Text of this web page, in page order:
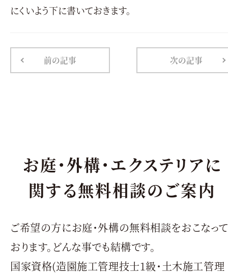
にくいよう下に書いておきます。
前の記事 次の記事
お庭・外構・エクステリアに
関する無料相談のご案内
ご希望の方にお庭・外構の無料相談をおこなって
おります。どんな事でも結構です。
国家資格(造園施工管理技士1級・土木施工管理